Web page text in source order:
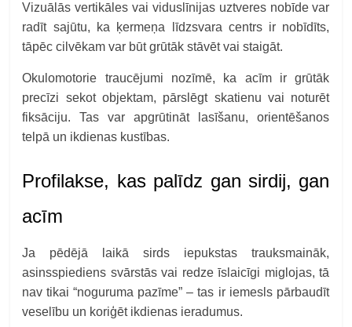
Vizuālās vertikāles vai viduslīnijas uztveres nobīde var
radīt sajūtu, ka ķermeņa līdzsvara centrs ir nobīdīts,
tāpēc cilvēkam var būt grūtāk stāvēt vai staigāt.
Okulomotorie traucējumi nozīmē, ka acīm ir grūtāk
precīzi sekot objektam, pārslēgt skatienu vai noturēt
fiksāciju. Tas var apgrūtināt lasīšanu, orientēšanos
telpā un ikdienas kustības.
Profilakse, kas palīdz gan sirdij, gan
acīm
Ja pēdējā laikā sirds iepukstas trauksmaināk,
asinsspiediens svārstās vai redze īslaicīgi miglojas, tā
nav tikai “noguruma pazīme”–tas ir iemesls pārbaudīt
veselību un koriģēt ikdienas ieradumus.